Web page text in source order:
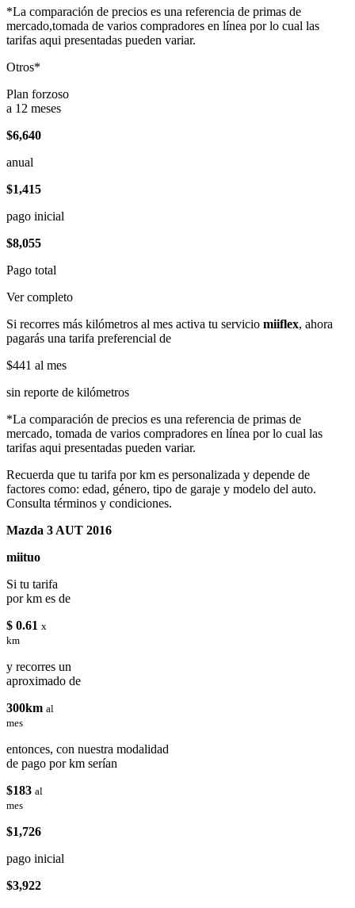
*La comparación de precios es una referencia de primas de
mercado,tomada de varios compradores en línea por lo cual las
tarifas aqui presentadas pueden variar.
Otros*
Plan forzoso
a 12 meses
$6,640
anual
$1,415
pago inicial
$8,055
Pago total
Ver completo
Si recorres más kilómetros al mes activa tu servicio miiflex, ahora
pagarás una tarifa preferencial de
$441 al mes
sin reporte de kilómetros
*La comparación de precios es una referencia de primas de
mercado, tomada de varios compradores en línea por lo cual las
tarifas aqui presentadas pueden variar.
Recuerda que tu tarifa por km es personalizada y depende de
factores como: edad, género, tipo de garaje y modelo del auto.
Consulta términos y condiciones.
Mazda 3 AUT 2016
miituo
Si tu tarifa
por km es de
$ 0.61 x
km
y recorres un
aproximado de
300km al
mes
entonces, con nuestra modalidad
de pago por km serían
$183 al
mes
$1,726
pago inicial
$3,922